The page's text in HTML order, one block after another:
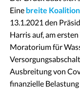
Eine breite
13.1.2021 den
Harris auf, am
Moratorium für
Ausbreitung von
finanzielle